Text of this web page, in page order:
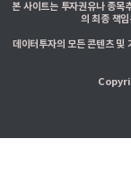
본 사이트는 투자권유나 종목
의 최종 책
데이터투자의 모든 콘텐츠 및